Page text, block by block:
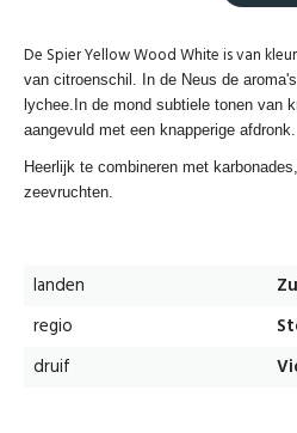
De Spier Yellow Wood White is van
van citroenschil. In de Neus de
lychee.In de mond subtiele tonen van
aangevuld met een knapperige afdronk.
Heerlijk te combineren met
zeevruchten.
landen
regio
druif